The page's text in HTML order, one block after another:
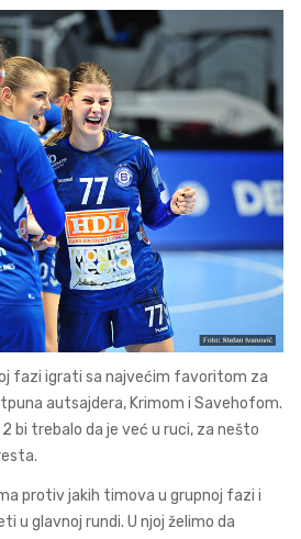
fazi igrati sa najvećim favoritom za
autsajdera, Krimom i Savehofom.
bi trebalo da je već u ruci, za nešto
protiv jakih timova u grupnoj fazi i
u glavnoj rundi. U njoj želimo da